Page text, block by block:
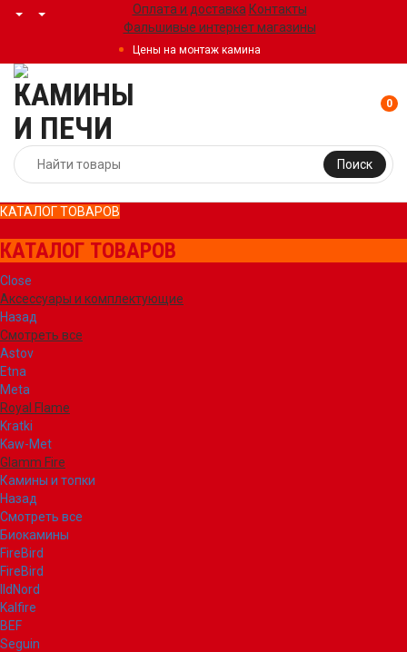
Оплата и доставка Контакты
Фальшивые интернет магазины
Цены на монтаж камина
Поиск
0
КАТАЛОГ ТОВАРОВ
КАТАЛОГ ТОВАРОВ
Close
Аксессуары и комплектующие
Назад
Смотреть все
Astov
Etna
Meta
Royal Flame
Kratki
Kaw-Met
Glamm Fire
Камины и топки
Назад
Смотреть все
Биокамины
FireBird
FireBird
IldNord
Kalfire
BEF
Seguin